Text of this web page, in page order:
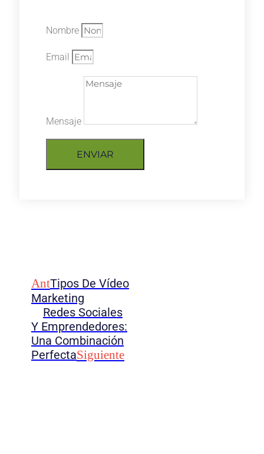
Nombre
Email
Mensaje
ENVIAR
AntTipos De Vídeo
Marketing
Redes Sociales
Y Emprendedores:
Una Combinación
PerfectaSiguiente